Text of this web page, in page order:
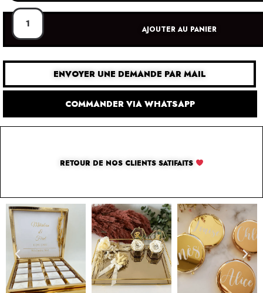
AJOUTER AU PANIER
ENVOYER UNE DEMANDE PAR MAIL
COMMANDER VIA WHATSAPP
RETOUR DE NOS CLIENTS SATIFAITS